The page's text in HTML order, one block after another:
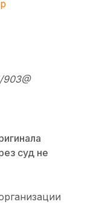
903@
суд не